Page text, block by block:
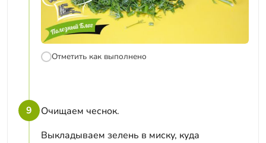
Отметить как выполнено
9
Очищаем чеснок.
Выкладываем зелень в миску, куда